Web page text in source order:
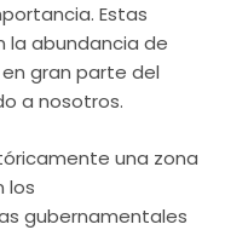
Estas
la abundancia de
gran parte del
a nosotros.
una zona
los
gubernamentales